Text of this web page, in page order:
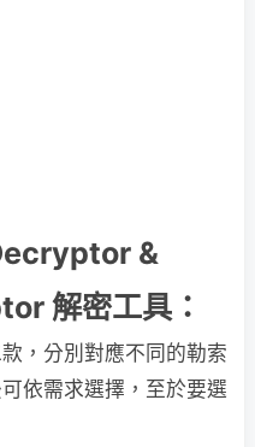
&
解密工具：
，分別對應不同的勒索
依需求選擇，至於要選